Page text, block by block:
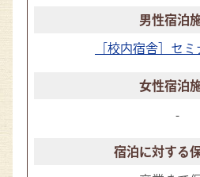
［校内宿舎］セ
-